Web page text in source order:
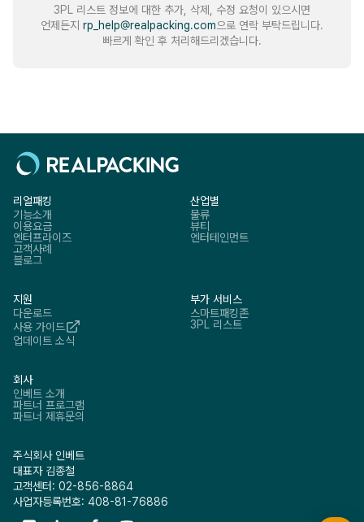
3PL 리스트 정보에 대한 추가, 삭제, 수정 요청이 있으시면
언제든지 rp_help@realpacking.com으로 연락 부탁드립니다.
빠르게 확인 후 처리해드리겠습니다.
리얼패킹
기능소개
이용요금
엔터프라이즈
고객사례
블로그
산업별
물류
뷰티
엔터테인먼트
지원
다운로드
사용 가이드
업데이트 소식
부가 서비스
스마트패킹존
3PL 리스트
회사
인베트 소개
파트너 프로그램
파트너 제휴문의
주식회사 인베트
대표자 김종철
고객센터: 02-856-8864
사업자등록번호: 408-81-76886